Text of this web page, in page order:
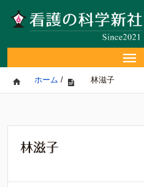
ホーム / 林滋子
林滋子